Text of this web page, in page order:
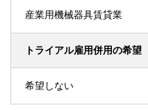
産業用機械器具賃貸業
トライアル雇用併用の希望
希望しない